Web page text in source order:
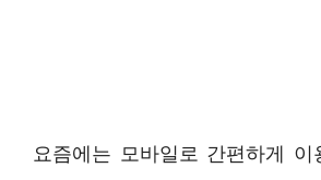
요즘에는 모바일로 간편하게